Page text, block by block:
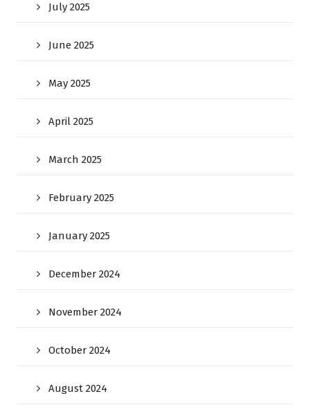
July 2025
June 2025
May 2025
April 2025
March 2025
February 2025
January 2025
December 2024
November 2024
October 2024
August 2024